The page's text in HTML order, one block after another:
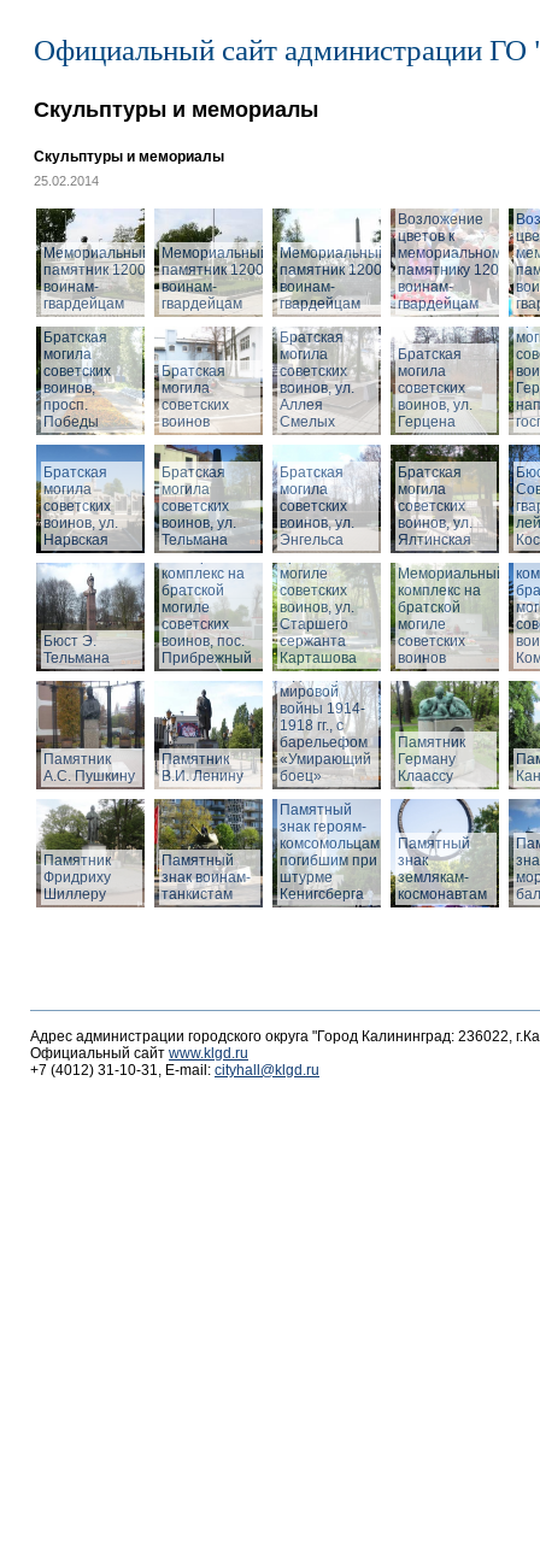
Официальный сайт администрации ГО
Скульптуры и мемориалы
Скульптуры и мемориалы
25.02.2014
Мемориальный
памятник 1200
воинам-
гвардейцам
Мемориальный
памятник 1200
воинам-
гвардейцам
Мемориальный
памятник 1200
воинам-
гвардейцам
Возложение
цветов к
мемориальному
памятнику 1200
воинам-
гвардейцам
Братская
могила
советских
воинов,
просп.
Победы
Братская
могила
советских
воинов
Братская
могила
советских
воинов, ул.
Аллея
Смелых
Братская
могила
советских
воинов, ул.
Герцена
Братская
могила
советских
воинов, ул.
Нарвская
Братская
могила
советских
воинов, ул.
Тельмана
Братская
могила
советских
воинов, ул.
Энгельса
Братская
могила
советских
воинов, ул.
Ялтинская
Бюст Э.
Тельмана
Мемориальный
комплекс на
братской
могиле
советских
воинов, пос.
Прибрежный
Мемориальный
комплекс на
братской
могиле
советских
воинов, ул.
Старшего
сержанта
Карташова
Мемориальный
комплекс на
братской
могиле
советских
воинов
Памятник
А.С. Пушкину
Памятник
В.И. Ленину
Памятник
воинам,
погибшим в
годы Первой
мировой
войны 1914-
1918 гг., с
барельефом
«Умирающий
боец»
Памятник
Герману
Клаассу
Памятник
Фридриху
Шиллеру
Памятный
знак воинам-
танкистам
Памятный
знак героям-
комсомольцам,
погибшим при
штурме
Кенигсберга
Памятный
знак
землякам-
космонавтам
Адрес администрации городского округа "Город Калининград: 236022,
Официальный сайт www.klgd.ru
+7 (4012) 31-10-31, E-mail: cityhall@klgd.ru